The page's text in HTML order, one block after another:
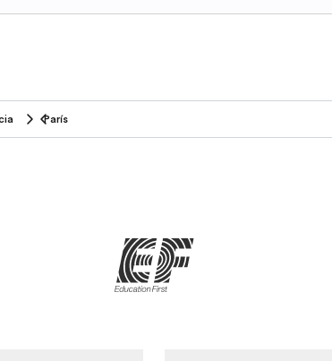
París